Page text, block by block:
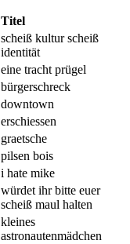
Titel
scheiß kultur scheiß
identität
eine tracht prügel
bürgerschreck
downtown
erschiessen
graetsche
pilsen bois
i hate mike
würdet ihr bitte euer
scheiß maul halten
kleines
astronautenmädchen